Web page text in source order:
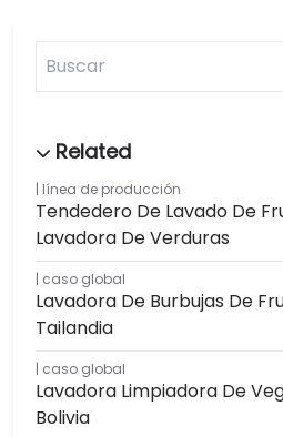
línea de producción
Tendedero De Lavado De
Lavadora De Verduras
caso global
Lavadora De Burbujas De
Tailandia
caso global
Lavadora Limpiadora De
Bolivia